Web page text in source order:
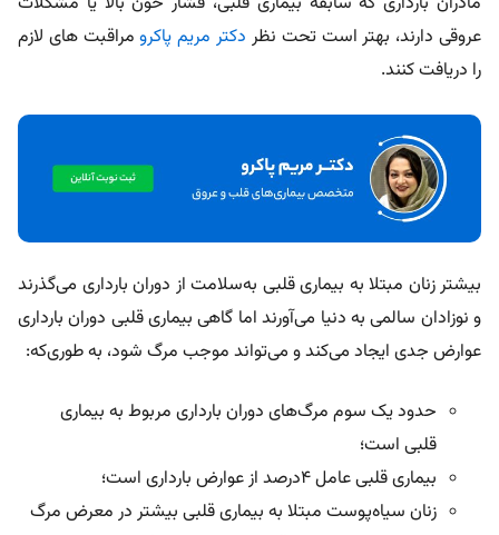
عروقی دارند، بهتر است تحت نظر دکتر مریم پاکرومراقبت‌ های لازم
را دریافت کنند.
بیشتر زنان مبتلا به بیماری قلبی به‌سلامت از دوران بارداری می‌گذرند
و نوزادان سالمی به دنیا می‌آورند اما گاهی بیماری قلبی دوران بارداری
عوارض جدی ایجاد می‌کند و می‌تواند موجب مرگ شود، به طوری‌که:
حدود یک سوم مرگ‌های دوران بارداری مربوط به بیماری
قلبی است؛
بیماری قلبی عامل ۴درصد از عوارض بارداری است؛
زنان سیاه‌پوست مبتلا به بیماری قلبی بیشتر در معرض مرگ